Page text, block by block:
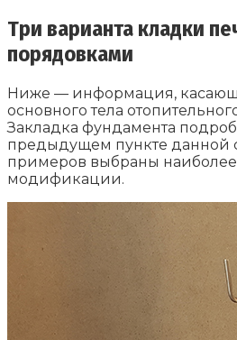
Три варианта кладки
порядовками
Ниже — информация,
основного тела
Закладка фундамента
предыдущем пункте данной
примеров выбраны
модификации.